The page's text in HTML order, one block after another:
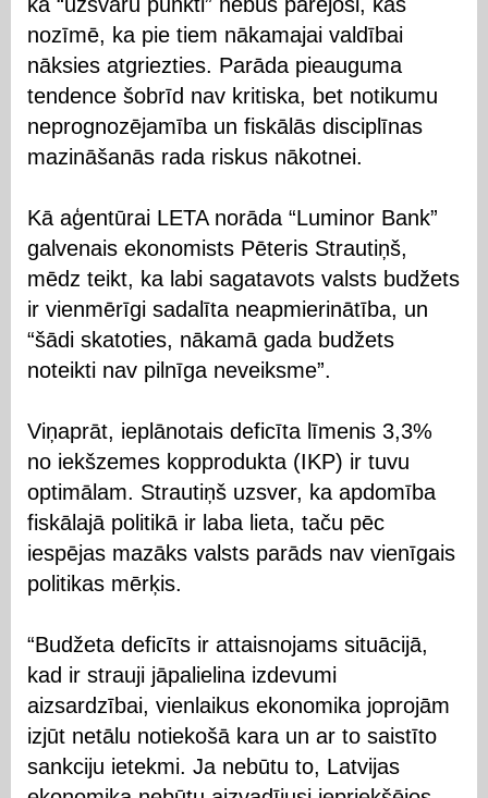
nozīmē, ka pie tiem nākamajai valdībai
nāksies atgriezties. Parāda pieauguma
tendence šobrīd nav kritiska, bet notikumu
neprognozējamība un fiskālās disciplīnas
mazināšanās rada riskus nākotnei.
Kā aģentūrai LETA norāda “Luminor Bank”
galvenais ekonomists Pēteris Strautiņš,
mēdz teikt, ka labi sagatavots valsts budžets
ir vienmērīgi sadalīta neapmierinātība, un
“šādi skatoties, nākamā gada budžets
noteikti nav pilnīga neveiksme”.
Viņaprāt, ieplānotais deficīta līmenis 3,3%
no iekšzemes kopprodukta (IKP) ir tuvu
optimālam. Strautiņš uzsver, ka apdomība
fiskālajā politikā ir laba lieta, taču pēc
iespējas mazāks valsts parāds nav vienīgais
politikas mērķis.
“Budžeta deficīts ir attaisnojams situācijā,
kad ir strauji jāpalielina izdevumi
aizsardzībai, vienlaikus ekonomika joprojām
izjūt netālu notiekošā kara un ar to saistīto
sankciju ietekmi. Ja nebūtu to, Latvijas